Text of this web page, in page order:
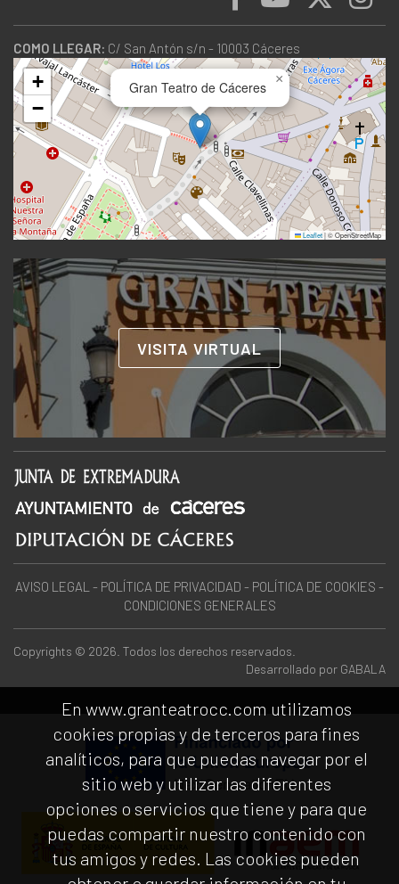
COMO LLEGAR: C/ San Antón s/n - 10003 Cáceres
Gran Teatro de Cáceres ×
+
−
Leaflet|© OpenStreetMap
VISITA VIRTUAL
AVISO LEGAL - POLÍTICA DE PRIVACIDAD - POLÍTICA DE COOKIES -
CONDICIONES GENERALES
Copyrights © 2026. Todos los derechos reservados.
Desarrollado por GABALA
En www.granteatrocc.com utilizamos
cookies propias y de terceros para fines
analíticos, para que puedas navegar por el
sitio web y utilizar las diferentes
opciones o servicios que tiene y para que
puedas compartir nuestro contenido con
tus amigos y redes. Las cookies pueden